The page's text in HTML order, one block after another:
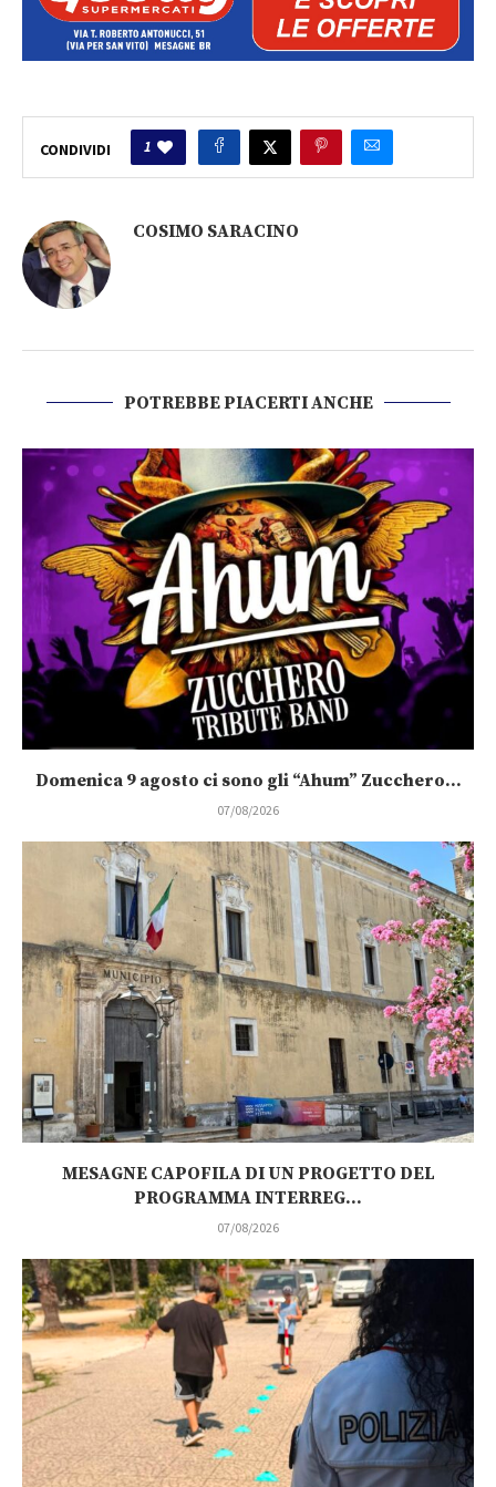
CONDIVIDI 1
COSIMO SARACINO
POTREBBE PIACERTI ANCHE
Domenica 9 agosto ci sono gli “Ahum” Zucchero...
07/08/2026
MESAGNE CAPOFILA DI UN PROGETTO DEL
PROGRAMMA INTERREG...
07/08/2026